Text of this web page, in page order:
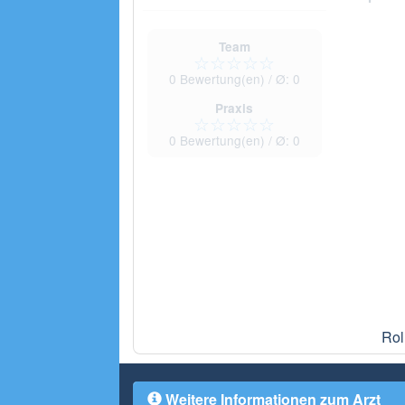
Team
☆☆☆☆☆
0 Bewertung(en) / Ø: 0
Praxis
☆☆☆☆☆
0 Bewertung(en) / Ø: 0
Weitere Informationen zum Arzt